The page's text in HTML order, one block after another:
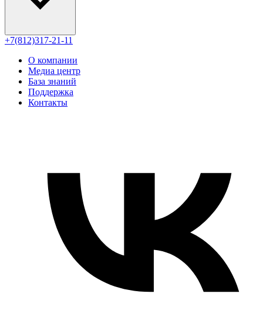
+7(812)317-21-11
О компании
Медиа центр
База знаний
Поддержка
Контакты